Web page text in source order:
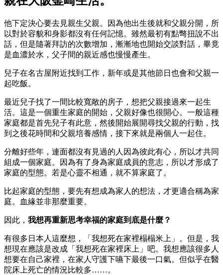
他下定決心要去見親生父親。因為他出生後就和父親分開，所
以對於容貌和身影都沒有任何記憶。雖然最初有點彆扭說不出
話，但是隨著拜訪的次數增加，漸漸地也開始交談對話，畢竟
是血濃於水，父子間的親近感也慢慢產生。
兒子在名古屋附近找到工作，新年或是其他節日也會和父親一
起吃飯。
最近兒子找了一間比較寬敞的房子，想把父親接過來一起生
活。這是一個重生家庭的開始，父親好像也很開心。一般這種
家庭都是首先兒子有此意，然後開始展開尋找父親的行動，找
到之後花時間和父親培養感情，接下來就是兩個人一起住。
分離好些年，連面都沒有見過的人因為彼此有心，所以才共同
組成一個家庭。因為有了身為家庭成員的意志，所以才形成了
家庭的型態。若是心靈不相通，就不算家庭了。
比起家庭的型態，要先有想成為家人的想法，才更適合稱為家
庭。血緣並非那麼重要。
因此， 我想再重新思考幸福的家庭到底是什麼？
有很多日本人這麼想，「我想死在家裡榻榻米上」。但是，我
想現在應該是改成「我想死在家裡床上」吧。我想應該很多人
想要在自己家裡，在家人守護下嚥下最後一口氣。但似乎在醫
院床上死亡的情況比較多……。